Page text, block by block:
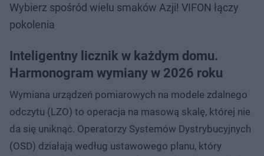
Wybierz spośród wielu smaków Azji! VIFON łączy
pokolenia
Inteligentny licznik w każdym domu.
Harmonogram wymiany w 2026 roku
Wymiana urządzeń pomiarowych na modele zdalnego
odczytu (LZO) to operacja na masową skalę, której nie
da się uniknąć. Operatorzy Systemów Dystrybucyjnych
(OSD) działają według ustawowego planu, który